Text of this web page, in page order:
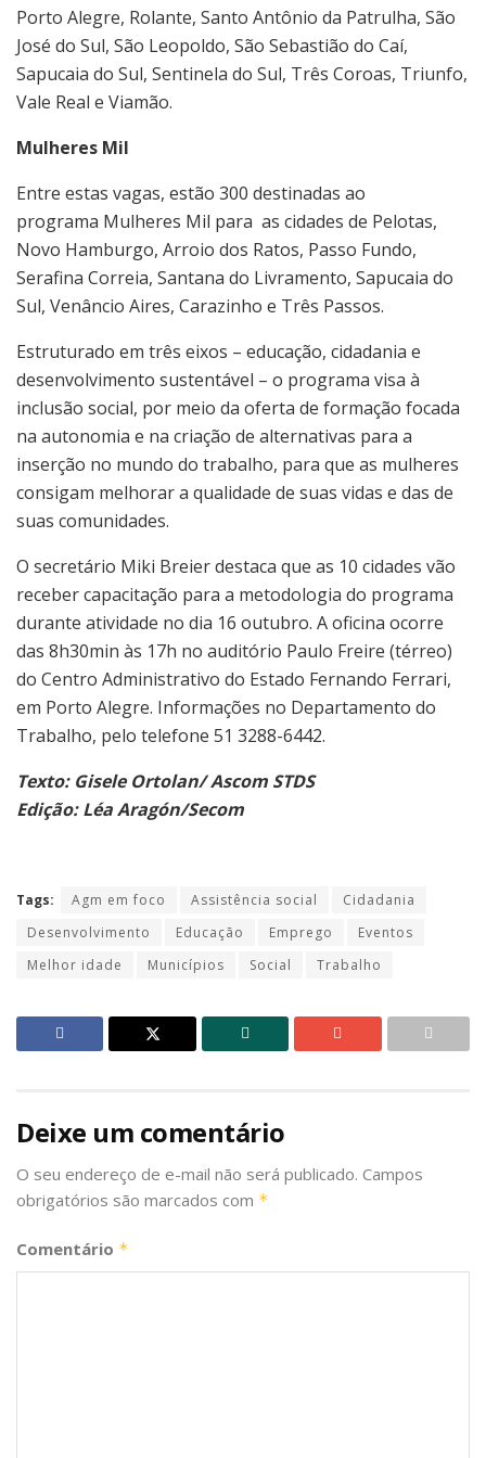
Porto Alegre, Rolante, Santo Antônio da Patrulha, São
José do Sul, São Leopoldo, São Sebastião do Caí,
Sapucaia do Sul, Sentinela do Sul, Três Coroas, Triunfo,
Vale Real e Viamão.
Mulheres Mil
Entre estas vagas, estão 300 destinadas ao
programa Mulheres Mil para as cidades de Pelotas,
Novo Hamburgo, Arroio dos Ratos, Passo Fundo,
Serafina Correia, Santana do Livramento, Sapucaia do
Sul, Venâncio Aires, Carazinho e Três Passos.
Estruturado em três eixos – educação, cidadania e
desenvolvimento sustentável – o programa visa à
inclusão social, por meio da oferta de formação focada
na autonomia e na criação de alternativas para a
inserção no mundo do trabalho, para que as mulheres
consigam melhorar a qualidade de suas vidas e das de
suas comunidades.
O secretário Miki Breier destaca que as 10 cidades vão
receber capacitação para a metodologia do programa
durante atividade no dia 16 outubro. A oficina ocorre
das 8h30min às 17h no auditório Paulo Freire (térreo)
do Centro Administrativo do Estado Fernando Ferrari,
em Porto Alegre. Informações no Departamento do
Trabalho, pelo telefone 51 3288-6442.
Texto: Gisele Ortolan/ Ascom STDS
Edição: Léa Aragón/Secom
Tags: Agm em foco Assistência social
Cidadania
Desenvolvimento
Educação Emprego
Eventos
Melhor idade
Municípios Social Trabalho
Deixe um comentário
O seu endereço de e-mail não será publicado. Campos
obrigatórios são marcados com *
Comentário *